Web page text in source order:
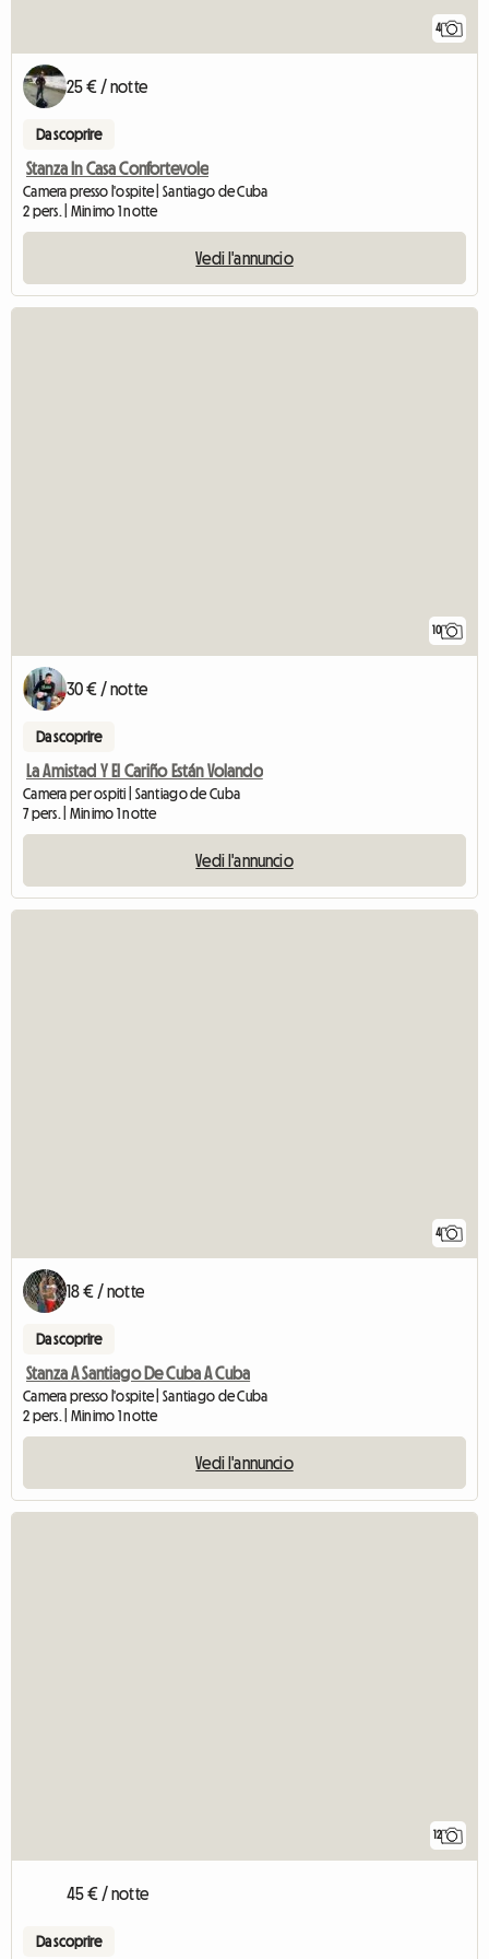
4
25 € / notte
Da scoprire
Stanza In Casa Confortevole
Camera presso l'ospite | Santiago de Cuba
2 pers. | Minimo 1 notte
Vedi l'annuncio
10
30 € / notte
Da scoprire
La Amistad Y El Cariño Están Volando
Camera per ospiti | Santiago de Cuba
7 pers. | Minimo 1 notte
Vedi l'annuncio
4
18 € / notte
Da scoprire
Stanza A Santiago De Cuba A Cuba
Camera presso l'ospite | Santiago de Cuba
2 pers. | Minimo 1 notte
Vedi l'annuncio
12
45 € / notte
Da scoprire